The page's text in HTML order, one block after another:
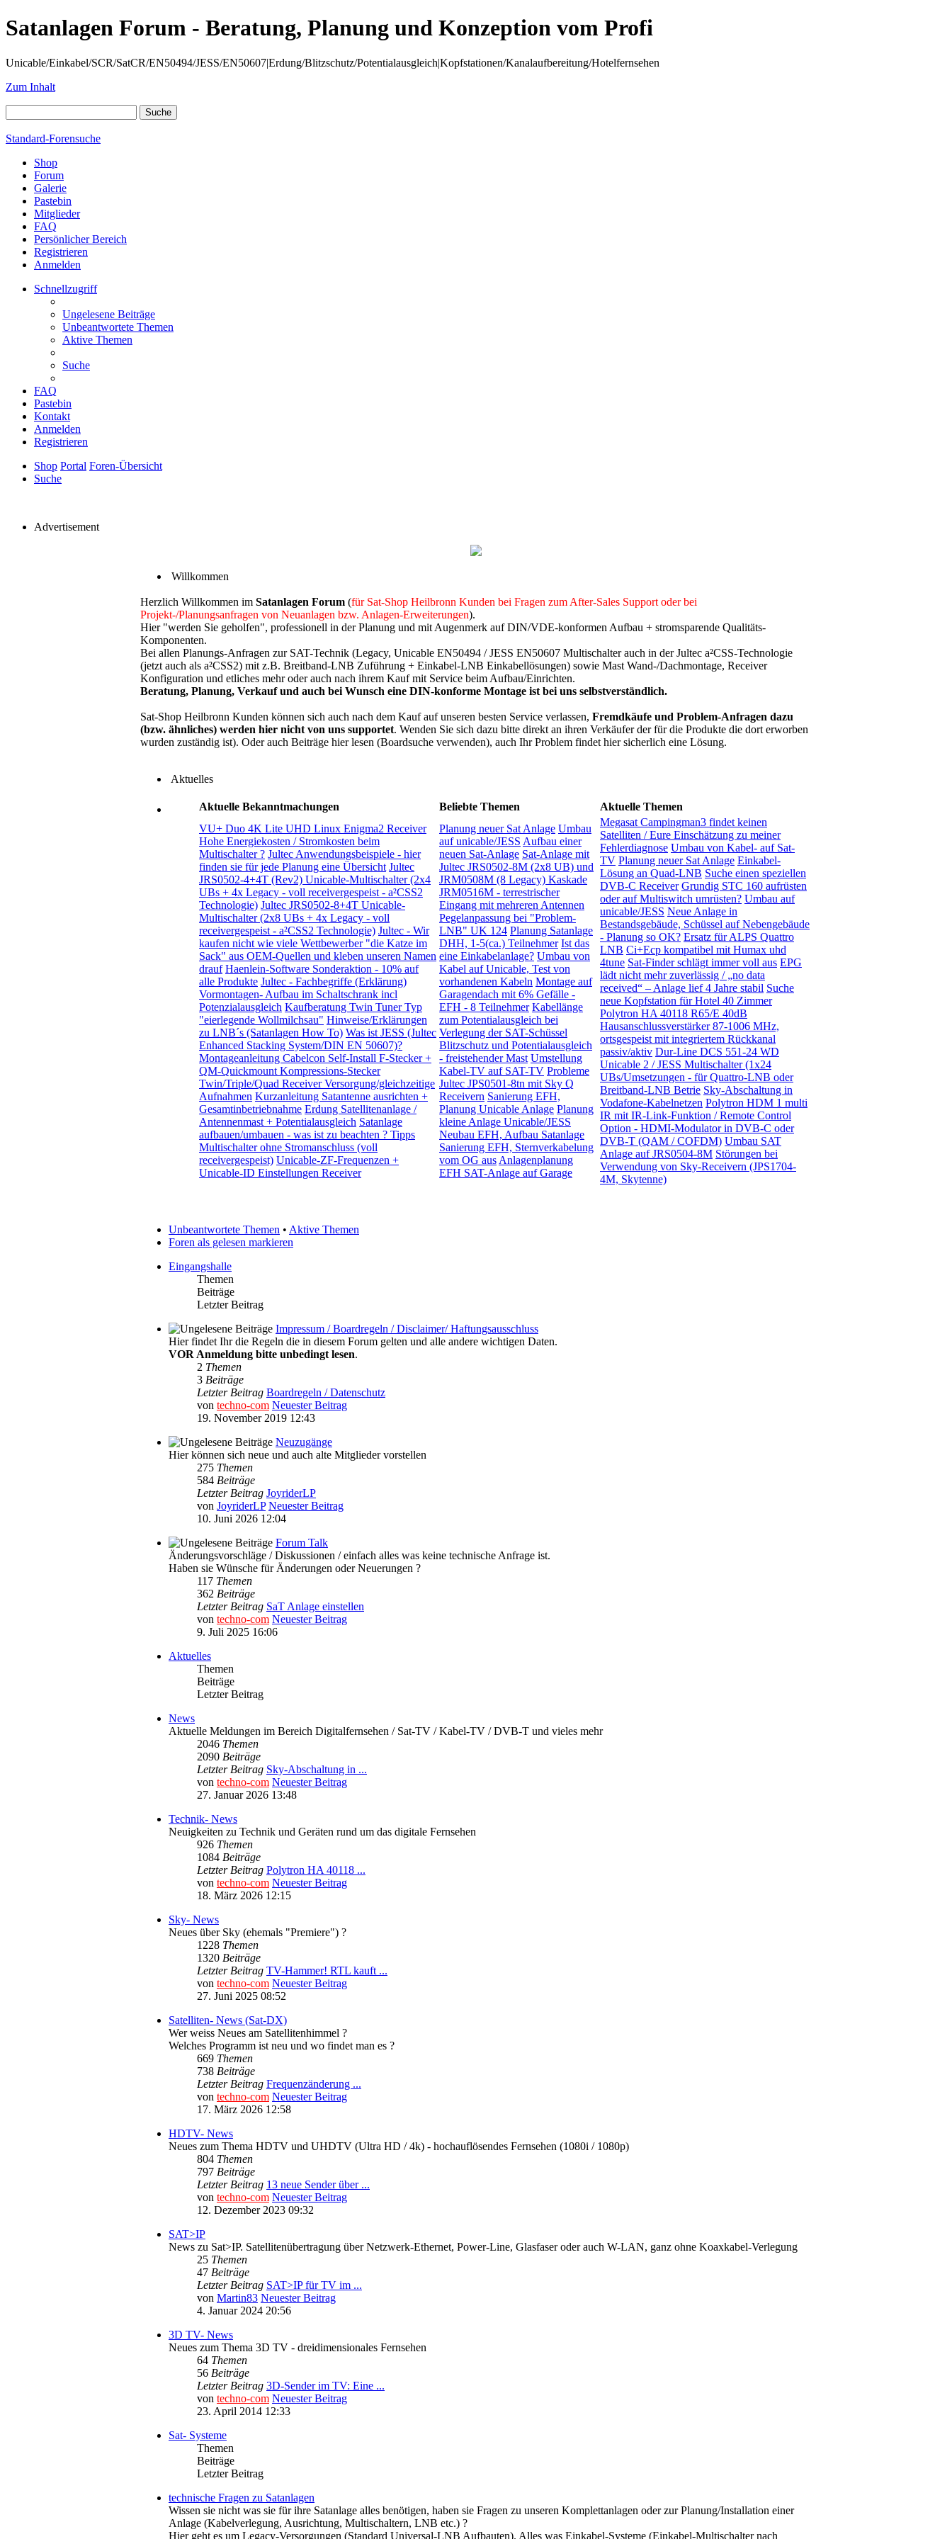
Satanlagen Forum - Beratung, Planung und Konzeption vom Profi
Unicable/Einkabel/SCR/SatCR/EN50494/JESS/EN50607|Erdung/Blitzschutz/Potentialausgleich|Kopfstationen/Kanalaufbereitung/Hotelfernsehen
Zum Inhalt
Standard-Forensuche
Shop
Forum
Galerie
Pastebin
Mitglieder
FAQ
Persönlicher Bereich
Registrieren
Anmelden
Schnellzugriff
Ungelesene Beiträge
Unbeantwortete Themen
Aktive Themen
Suche
FAQ
Pastebin
Kontakt
Anmelden
Registrieren
Shop Portal Foren-Übersicht
Suche
Advertisement
Willkommen
Herzlich Willkommen im Satanlagen Forum (für Sat-Shop Heilbronn Kunden bei Fragen zum After-Sales Support oder bei
Projekt-/Planungsanfragen von Neuanlagen bzw. Anlagen-Erweiterungen).
Hier "werden Sie geholfen", professionell in der Planung und mit Augenmerk auf DIN/VDE-konformen Aufbau + stromsparende Qualitäts-
Komponenten.
Bei allen Planungs-Anfragen zur SAT-Technik (Legacy, Unicable EN50494 / JESS EN50607 Multischalter auch in der Jultec a²CSS-Technologie
(jetzt auch als a²CSS2) mit z.B. Breitband-LNB Zuführung + Einkabel-LNB Einkabellösungen) sowie Mast Wand-/Dachmontage, Receiver
Konfiguration und etliches mehr oder auch nach ihrem Kauf mit Service beim Aufbau/Einrichten.
Beratung, Planung, Verkauf und auch bei Wunsch eine DIN-konforme Montage ist bei uns selbstverständlich.
Sat-Shop Heilbronn Kunden können sich auch nach dem Kauf auf unseren besten Service verlassen, Fremdkäufe und Problem-Anfragen dazu
(bzw. ähnliches) werden hier nicht von uns supportet. Wenden Sie sich dazu bitte direkt an ihren Verkäufer der für die Produkte die dort erworben
wurden zuständig ist). Oder auch Beiträge hier lesen (Boardsuche verwenden), auch Ihr Problem findet hier sicherlich eine Lösung.
Aktuelles
Aktuelle Bekanntmachungen Beliebte Themen
Aktuelle Themen
VU+ Duo 4K Lite UHD Linux Enigma2 Receiver
Hohe Energiekosten / Stromkosten beim
Multischalter ? Jultec Anwendungsbeispiele - hier
finden sie für jede Planung eine Übersicht Jultec
JRS0502-4+4T (Rev2) Unicable-Multischalter (2x4
UBs + 4x Legacy - voll receivergespeist - a²CSS2
Technologie) Jultec JRS0502-8+4T Unicable-
Multischalter (2x8 UBs + 4x Legacy - voll
receivergespeist - a²CSS2 Technologie) Jultec - Wir
kaufen nicht wie viele Wettbewerber "die Katze im
Sack" aus OEM-Quellen und kleben unseren Namen
drauf Haenlein-Software Sonderaktion - 10% auf
alle Produkte Jultec - Fachbegriffe (Erklärung)
Vormontagen- Aufbau im Schaltschrank incl
Potenzialausgleich Kaufberatung Twin Tuner Typ
"eierlegende Wollmilchsau" Hinweise/Erklärungen
zu LNB´s (Satanlagen How To) Was ist JESS (Jultec
Enhanced Stacking System/DIN EN 50607)?
Montageanleitung Cabelcon Self-Install F-Stecker +
QM-Quickmount Kompressions-Stecker
Twin/Triple/Quad Receiver Versorgung/gleichzeitige
Aufnahmen Kurzanleitung Satantenne ausrichten +
Gesamtinbetriebnahme Erdung Satellitenanlage /
Antennenmast + Potentialausgleich Satanlage
aufbauen/umbauen - was ist zu beachten ? Tipps
Multischalter ohne Stromanschluss (voll
receivergespeist) Unicable-ZF-Frequenzen +
Unicable-ID Einstellungen Receiver
Planung neuer Sat Anlage Umbau
auf unicable/JESS Aufbau einer
neuen Sat-Anlage Sat-Anlage mit
Jultec JRS0502-8M (2x8 UB) und
JRM0508M (8 Legacy) Kaskade
JRM0516M - terrestrischer
Eingang mit mehreren Antennen
Pegelanpassung bei "Problem-
LNB" UK 124 Planung Satanlage
DHH, 1-5(ca.) Teilnehmer Ist das
eine Einkabelanlage? Umbau von
Kabel auf Unicable, Test von
vorhandenen Kabeln Montage auf
Garagendach mit 6% Gefälle -
EFH - 8 Teilnehmer Kabellänge
zum Potentialausgleich bei
Verlegung der SAT-Schüssel
Blitzschutz und Potentialausgleich
- freistehender Mast Umstellung
Kabel-TV auf SAT-TV Probleme
Jultec JPS0501-8tn mit Sky Q
Receivern Sanierung EFH,
Planung Unicable Anlage Planung
kleine Anlage Unicable/JESS
Neubau EFH, Aufbau Satanlage
Sanierung EFH, Sternverkabelung
vom OG aus Anlagenplanung
EFH SAT-Anlage auf Garage
Megasat Campingman3 findet keinen
Satelliten / Eure Einschätzung zu meiner
Fehlerdiagnose Umbau von Kabel- auf Sat-
TV Planung neuer Sat Anlage Einkabel-
Lösung an Quad-LNB Suche einen speziellen
DVB-C Receiver Grundig STC 160 aufrüsten
oder auf Multiswitch umrüsten? Umbau auf
unicable/JESS Neue Anlage in
Bestandsgebäude, Schüssel auf Nebengebäude
- Planung so OK? Ersatz für ALPS Quattro
LNB Ci+Ecp kompatibel mit Humax uhd
4tune Sat-Finder schlägt immer voll aus EPG
lädt nicht mehr zuverlässig / „no data
received“ – Anlage lief 4 Jahre stabil Suche
neue Kopfstation für Hotel 40 Zimmer
Polytron HA 40118 R65/E 40dB
Hausanschlussverstärker 87-1006 MHz,
ortsgespeist mit integriertem Rückkanal
passiv/aktiv Dur-Line DCS 551-24 WD
Unicable 2 / JESS Multischalter (1x24
UBs/Umsetzungen - für Quattro-LNB oder
Breitband-LNB Betrie Sky-Abschaltung in
Vodafone-Kabelnetzen Polytron HDM 1 multi
IR mit IR-Link-Funktion / Remote Control
Option - HDMI-Modulator in DVB-C oder
DVB-T (QAM / COFDM) Umbau SAT
Anlage auf JRS0504-8M Störungen bei
Verwendung von Sky-Receivern (JPS1704-
4M, Skytenne)
Unbeantwortete Themen • Aktive Themen
Foren als gelesen markieren
Eingangshalle
Themen
Beiträge
Letzter Beitrag
Impressum / Boardregeln / Disclaimer/ Haftungsausschluss
Hier findet Ihr die Regeln die in diesem Forum gelten und alle andere wichtigen Daten.
VOR Anmeldung bitte unbedingt lesen.
2 Themen
3 Beiträge
Letzter Beitrag Boardregeln / Datenschutz
von techno-com Neuester Beitrag
19. November 2019 12:43
Neuzugänge
Hier können sich neue und auch alte Mitglieder vorstellen
275 Themen
584 Beiträge
Letzter Beitrag JoyriderLP
von JoyriderLP Neuester Beitrag
10. Juni 2026 12:04
Forum Talk
Änderungsvorschläge / Diskussionen / einfach alles was keine technische Anfrage ist.
Haben sie Wünsche für Änderungen oder Neuerungen ?
117 Themen
362 Beiträge
Letzter Beitrag SaT Anlage einstellen
von techno-com Neuester Beitrag
9. Juli 2025 16:06
Aktuelles
Themen
Beiträge
Letzter Beitrag
News
Aktuelle Meldungen im Bereich Digitalfernsehen / Sat-TV / Kabel-TV / DVB-T und vieles mehr
2046 Themen
2090 Beiträge
Letzter Beitrag Sky-Abschaltung in ...
von techno-com Neuester Beitrag
27. Januar 2026 13:48
Technik- News
Neuigkeiten zu Technik und Geräten rund um das digitale Fernsehen
926 Themen
1084 Beiträge
Letzter Beitrag Polytron HA 40118 ...
von techno-com Neuester Beitrag
18. März 2026 12:15
Sky- News
Neues über Sky (ehemals "Premiere") ?
1228 Themen
1320 Beiträge
Letzter Beitrag TV-Hammer! RTL kauft ...
von techno-com Neuester Beitrag
27. Juni 2025 08:52
Satelliten- News (Sat-DX)
Wer weiss Neues am Satellitenhimmel ?
Welches Programm ist neu und wo findet man es ?
669 Themen
738 Beiträge
Letzter Beitrag Frequenzänderung ...
von techno-com Neuester Beitrag
17. März 2026 12:58
HDTV- News
Neues zum Thema HDTV und UHDTV (Ultra HD / 4k) - hochauflösendes Fernsehen (1080i / 1080p)
804 Themen
797 Beiträge
Letzter Beitrag 13 neue Sender über ...
von techno-com Neuester Beitrag
12. Dezember 2023 09:32
SAT>IP
News zu Sat>IP. Satellitenübertragung über Netzwerk-Ethernet, Power-Line, Glasfaser oder auch W-LAN, ganz ohne Koaxkabel-Verlegung
25 Themen
47 Beiträge
Letzter Beitrag SAT>IP für TV im ...
von Martin83 Neuester Beitrag
4. Januar 2024 20:56
3D TV- News
Neues zum Thema 3D TV - dreidimensionales Fernsehen
64 Themen
56 Beiträge
Letzter Beitrag 3D-Sender im TV: Eine ...
von techno-com Neuester Beitrag
23. April 2014 12:33
Sat- Systeme
Themen
Beiträge
Letzter Beitrag
technische Fragen zu Satanlagen
Wissen sie nicht was sie für ihre Satanlage alles benötigen, haben sie Fragen zu unseren Komplettanlagen oder zur Planung/Installation einer
Anlage (Kabelverlegung, Ausrichtung, Multischaltern, LNB etc.) ?
Hier geht es um Legacy-Versorgungen (Standard Universal-LNB Aufbauten). Alles was Einkabel-Systeme (Einkabel-Multischalter nach